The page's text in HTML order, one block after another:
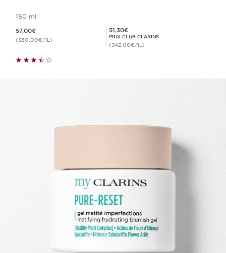
150 ml
57,00€
(380,00€/1L)
Prix Club Clarins 51,30€
51,30€
PRIX CLUB CLARINS
(342,00€/1L)